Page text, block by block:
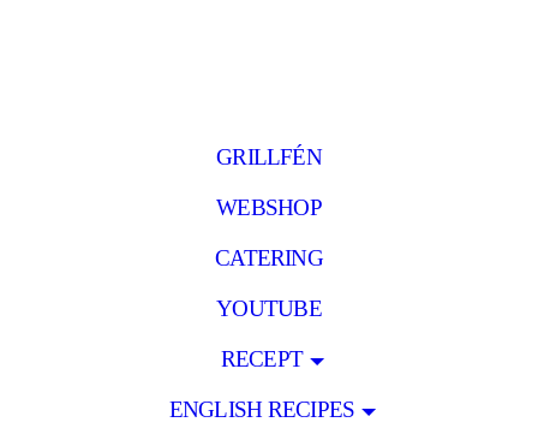
GRILLFÉN
WEBSHOP
CATERING
YOUTUBE
RECEPT
ENGLISH RECIPES